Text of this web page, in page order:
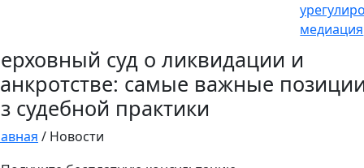
медиация
суд о ликвидации и
самые важные
судебной практики
/ Новости